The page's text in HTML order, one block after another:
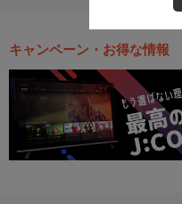
キャンペーン・お得な情報